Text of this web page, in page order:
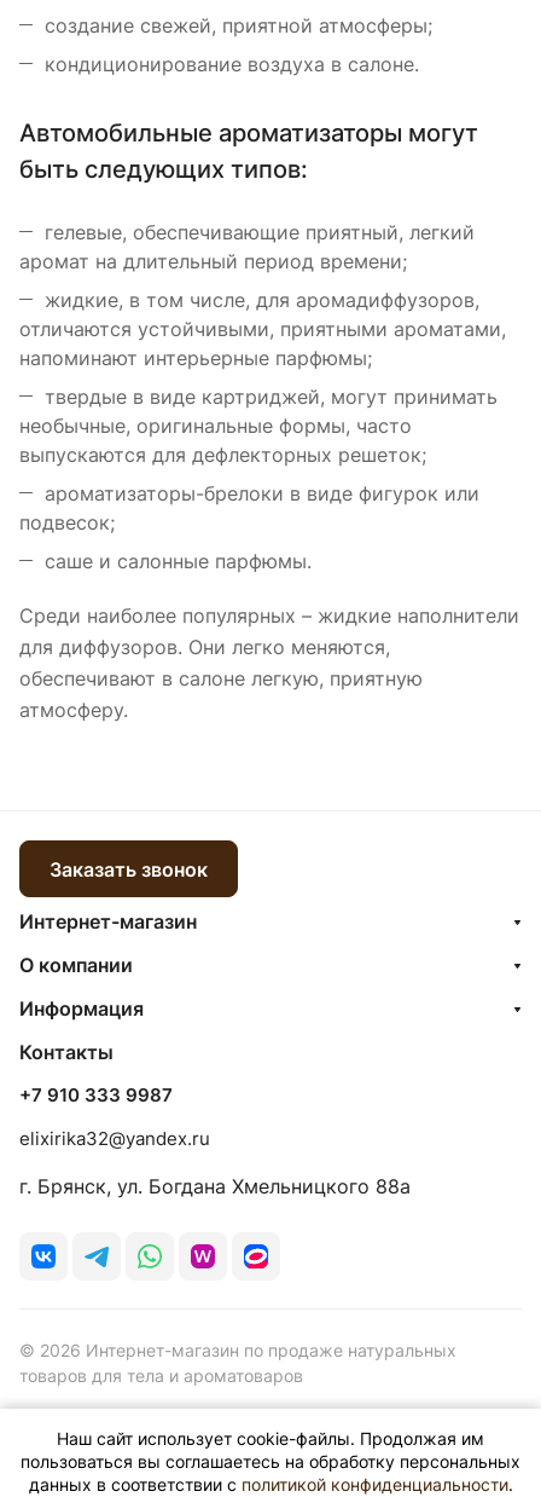
создание свежей, приятной атмосферы;
кондиционирование воздуха в салоне.
Автомобильные ароматизаторы могут
быть следующих типов:
гелевые, обеспечивающие приятный, легкий
аромат на длительный период времени;
жидкие, в том числе, для аромадиффузоров,
отличаются устойчивыми, приятными ароматами,
напоминают интерьерные парфюмы;
твердые в виде картриджей, могут принимать
необычные, оригинальные формы, часто
выпускаются для дефлекторных решеток;
ароматизаторы-брелоки в виде фигурок или
подвесок;
саше и салонные парфюмы.
Среди наиболее популярных – жидкие наполнители
для диффузоров. Они легко меняются,
обеспечивают в салоне легкую, приятную
атмосферу.
Заказать звонок
Интернет-магазин
О компании
Информация
Контакты
+7 910 333 9987
elixirika32@yandex.ru
г. Брянск, ул. Богдана Хмельницкого 88а
© 2026 Интернет-магазин по продаже натуральных
товаров для тела и ароматоваров
Конфиденциальность Оферта
Наш сайт использует cookie-файлы. Продолжая им
пользоваться вы соглашаетесь на обработку персональных
данных в соответствии с политикой конфиденциальности.